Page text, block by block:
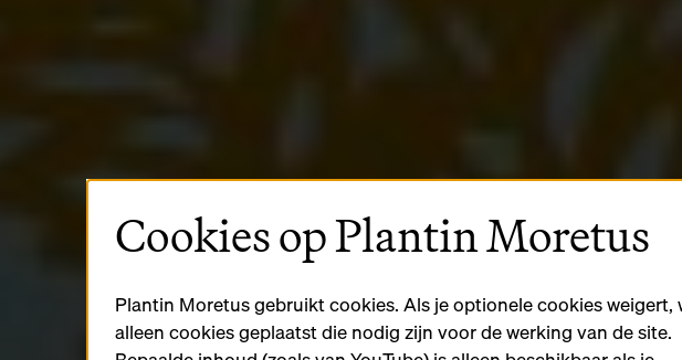
Cookies op Plantin Moretus
Plantin Moretus gebruikt cookies. Als je optionele cookies weigert,
alleen cookies geplaatst die nodig zijn voor de werking van de site.